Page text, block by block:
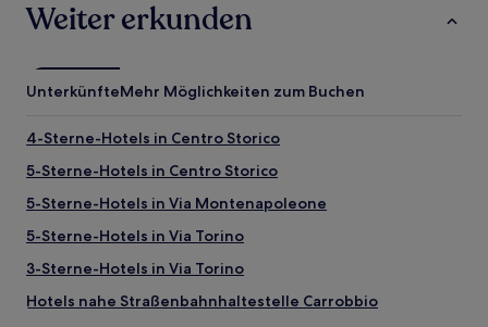
Weiter erkunden
UnterkünfteMehr Möglichkeiten zum Buchen
4-Sterne-Hotels in Centro Storico
5-Sterne-Hotels in Centro Storico
5-Sterne-Hotels in Via Montenapoleone
5-Sterne-Hotels in Via Torino
3-Sterne-Hotels in Via Torino
Hotels nahe Straßenbahnhaltestelle Carrobbio